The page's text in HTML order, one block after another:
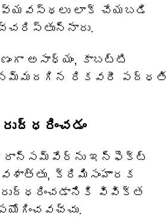
వ్యవస్థలు లాక్ చేయబడి
అసాధ్యం, కాబట్టి
రికవరీ
రాన్సమ్‌వేర్‌ను ఇన్‌ఫెక్ట్
క్రిమిసంహారక
వివిక్త